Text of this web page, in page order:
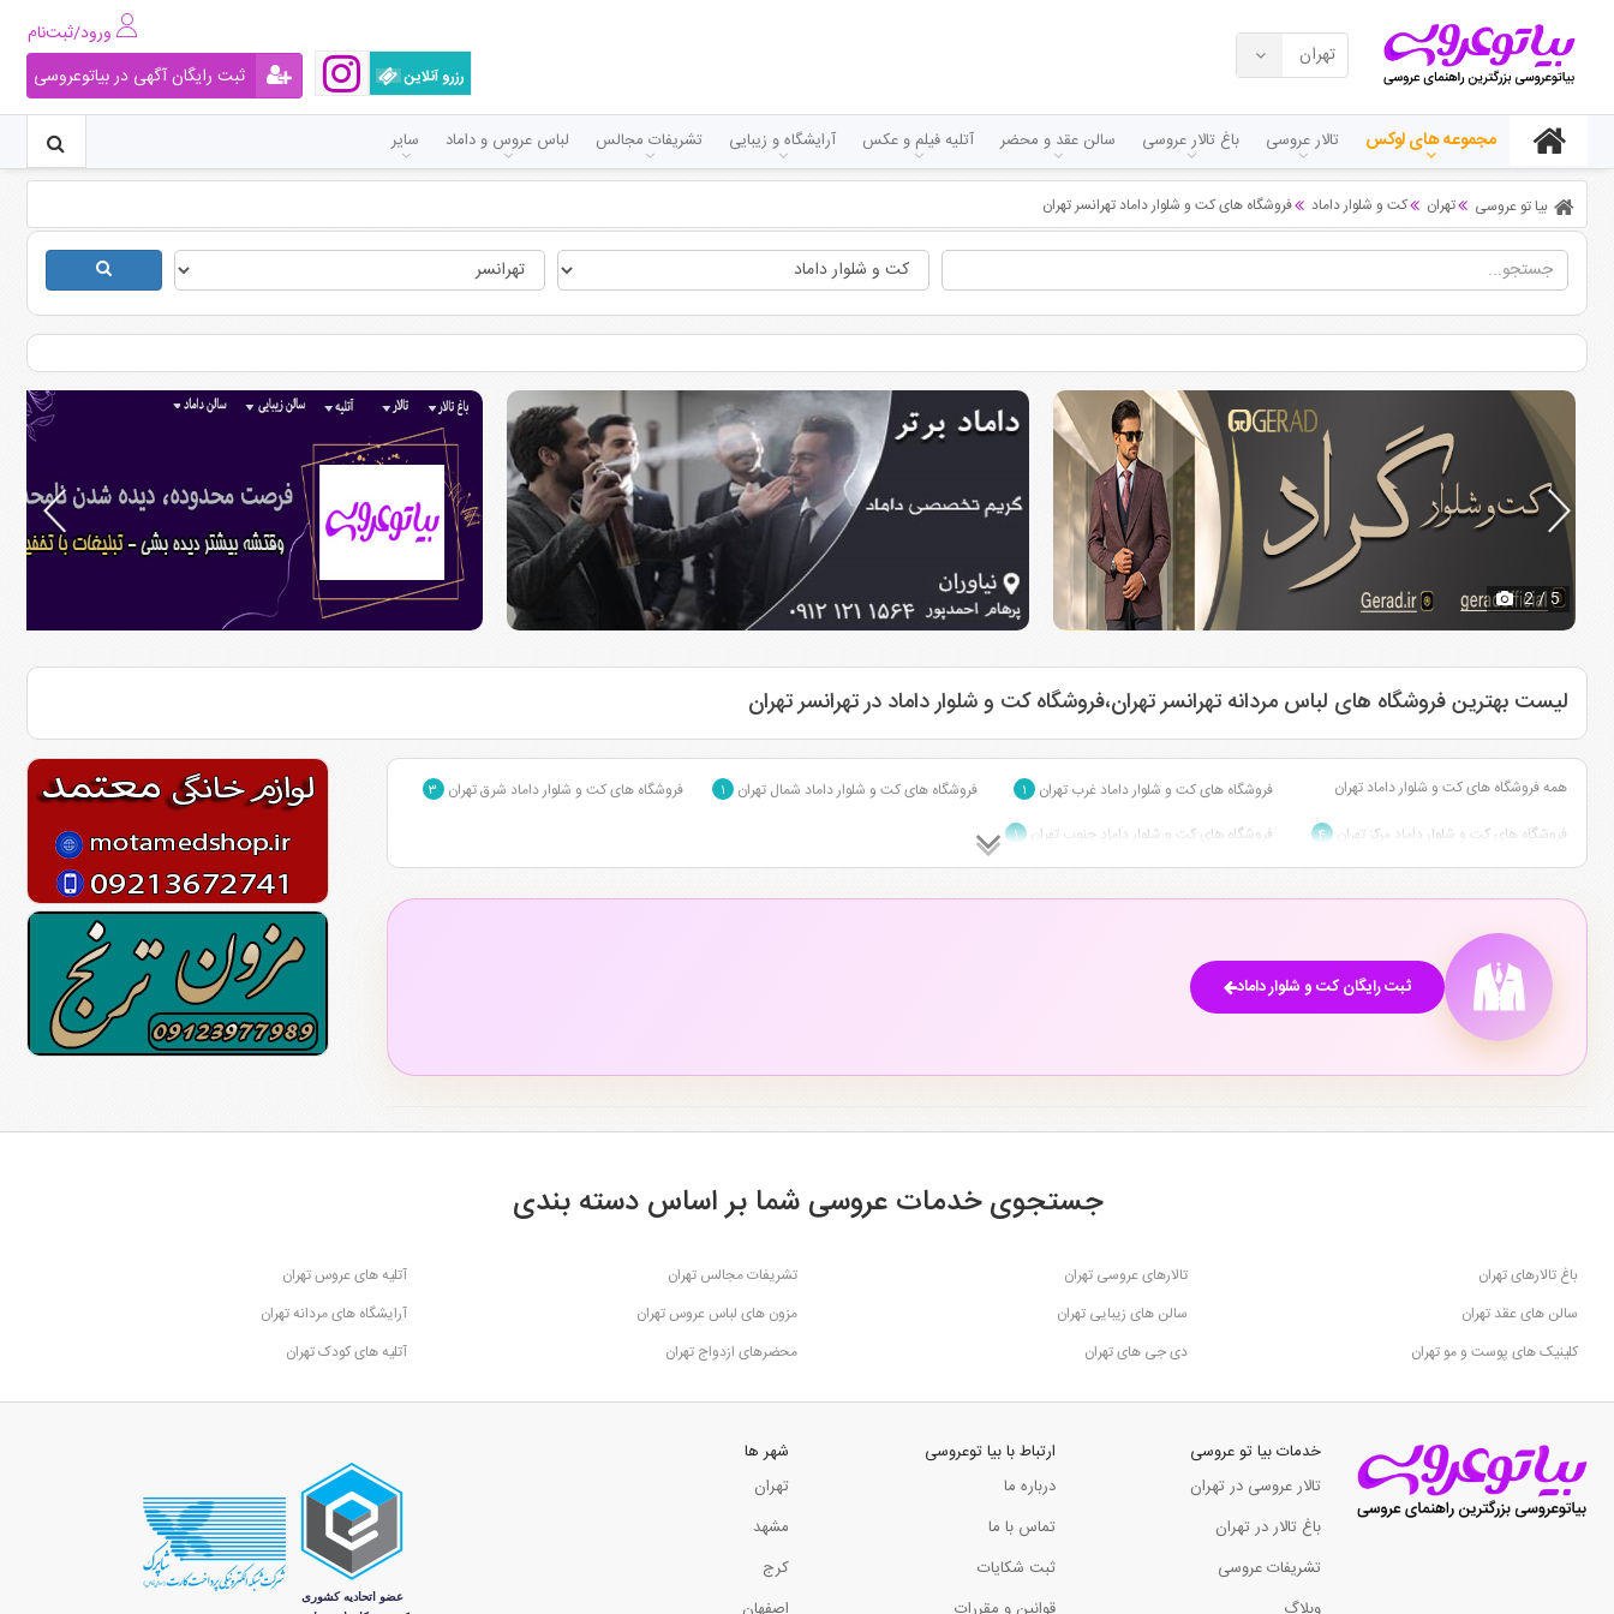
تهران
رزرو آنلاین
ثبت رایگان آگهی در بیاتوعروسی
مجموعه های لوکس تالار عروسی باغ تالار عروسی سالن عقد و محضر آتلیه فیلم و عکس آرایشگاه و زیبایی تشریفات مجالس لباس عروس و داماد سایر
بیا تو عروسی تهران کت و شلوار داماد فروشگاه های کت و شلوار داماد تهرانسر تهران
2/ 5
لیست بهترین فروشگاه های لباس مردانه تهرانسر تهران،فروشگاه کت و شلوار داماد در تهرانسر تهران
همه فروشگاه های کت و شلوار داماد تهران فروشگاه های کت و شلوار داماد غرب تهران ۱ فروشگاه های کت و شلوار داماد شمال تهران ۱ فروشگاه های کت و شلوار داماد شرق تهران ۳
فروشگاه های کت و شلوار داماد مرکز تهران ۴ فروشگاه های کت و شلوار داماد جنوب تهران ۱
ثبت رایگان کت و شلوار داماد
جستجوی خدمات عروسی شما بر اساس دسته بندی
باغ تالارهای تهران تالارهای عروسی تهران تشریفات مجالس تهران
آتلیه های عروس تهران
سالن های عقد تهران
سالن های زیبایی تهران مزون های لباس عروس تهران
آرایشگاه های مردانه تهران
کلینیک های پوست و مو تهران
دی جی های تهران محضرهای ازدواج تهران آتلیه های کودک تهران
خدمات بیا تو عروسی
تالار عروسی در تهران
باغ تالار در تهران
تشریفات عروسی
ارتباط با بیا توعروسی
درباره ما
تماس با ما
ثبت شکایات
شهر ها
تهران
مشهد
کرج